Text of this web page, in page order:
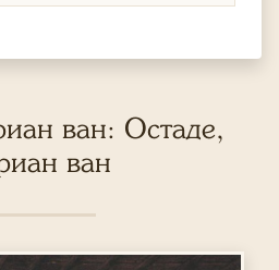
ван: Остаде,
ван